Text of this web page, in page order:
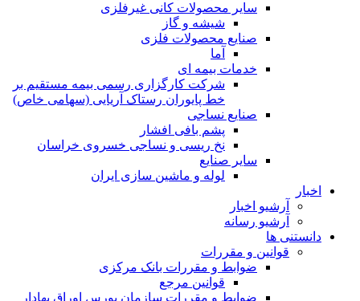
ساير محصولات كانی غيرفلزی
شیشه و گاز
صنایع محصولات فلزی
آما
خدمات بیمه ای
شرکت کارگزاری رسمی بیمه مستقیم بر
خط پایوران رستاک آریایی (سهامی خاص)
صنایع نساجی
پشم بافی افشار
نخ ریسی و نساجی خسروی خراسان
سایر صنایع
لوله و ماشین سازی ایران
اخبار
آرشیو اخبار
آرشیو رسانه
دانستنی ها
قوانین و مقررات
ضوابط و مقررات بانک مرکزی
قوانين مرجع
ضوابط و مقررات سازمان بورس اوراق بهادار